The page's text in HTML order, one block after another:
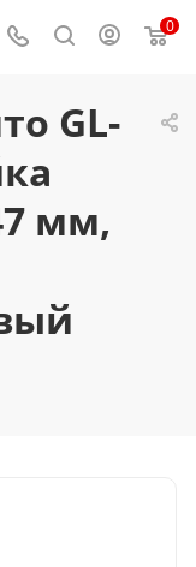
0
GL-
мм,